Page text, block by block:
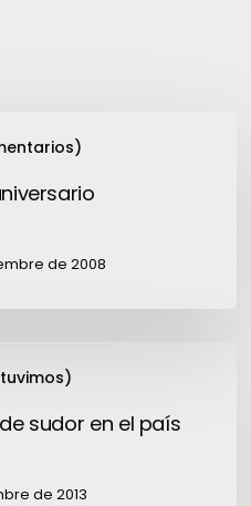
de 2008
sudor en el país
de 2013